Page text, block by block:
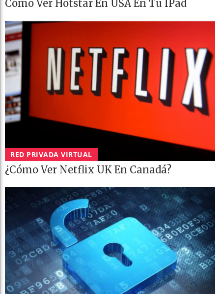
Cómo Ver Hotstar En USA En Tu IPad
RED PRIVADA VIRTUAL
¿Cómo Ver Netflix UK En Canadá?